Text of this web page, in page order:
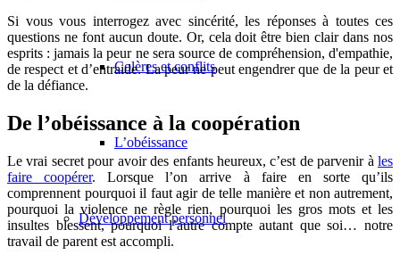
Colères et conflits
L’obéissance
Développement personnel
Si vous vous interrogez avec sincérité, les réponses à toutes ces
questions ne font aucun doute. Or, cela doit être bien clair dans nos
esprits : jamais la peur ne sera source de compréhension, d'empathie,
de respect et d’entraide. La peur ne peut engendrer que de la peur et
de la défiance.
De l’obéissance à la coopération
Le vrai secret pour avoir des enfants heureux, c’est de parvenir à les
faire coopérer. Lorsque l’on arrive à faire en sorte qu’ils
comprennent pourquoi il faut agir de telle manière et non autrement,
pourquoi la violence ne règle rien, pourquoi les gros mots et les
insultes blessent, pourquoi l’autre compte autant que soi… notre
travail de parent est accompli.